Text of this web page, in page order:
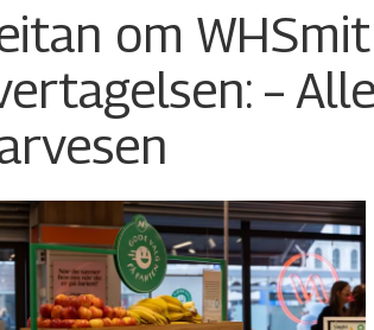
om
–